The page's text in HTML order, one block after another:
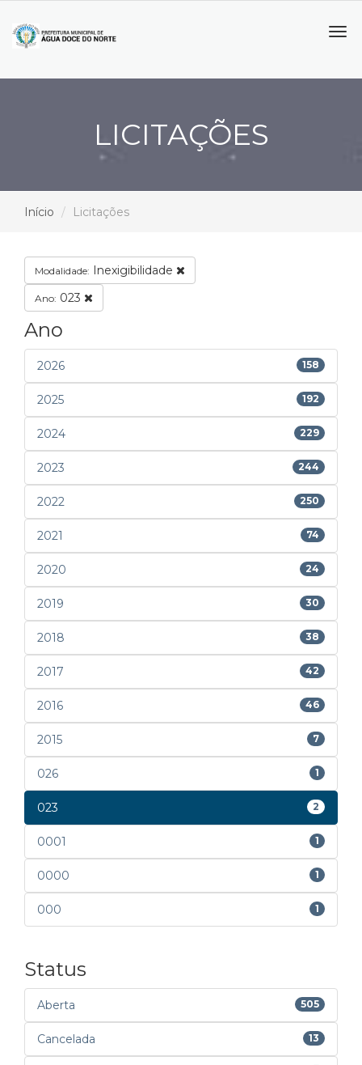
LICITAÇÕES
Início Licitações
Modalidade: Inexigibilidade
Ano: 023
Ano
2026 158
2025 192
2024 229
2023 244
2022 250
2021 74
2020 24
2019 30
2018 38
2017 42
2016 46
2015 7
026 1
023 2
0001 1
0000 1
000 1
Status
Aberta 505
Cancelada 13